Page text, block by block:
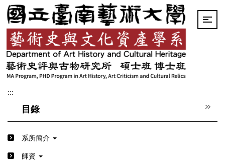
跳
到
主
要
內
容
區
:::
目錄
系所簡介
師資